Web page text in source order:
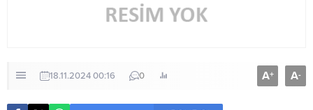
18.11.2024 00:16 0 A+ A-